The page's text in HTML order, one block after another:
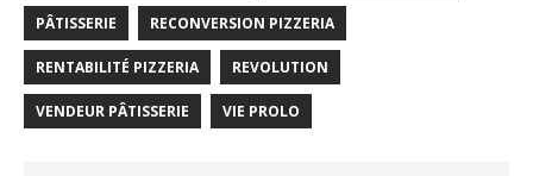
PÂTISSERIE RECONVERSION PIZZERIA
RENTABILITÉ PIZZERIA REVOLUTION
VENDEUR PÂTISSERIE VIE PROLO